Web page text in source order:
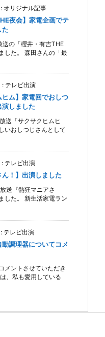
: オリジナル記事
夜会】家電企画でテ
た
の「櫻井・有吉THE
した。 森田さんの「最
: テレビ出演
ヒム】家電回でおしつ
演しました
送「サクサクヒムヒ
いおしつじさんとして
: テレビ出演
ん！】出演しました
送『熱狂マニアさ
した。 新生活家電ラン
: テレビ出演
動調理器についてコメ
メントさせていただき
、私も愛用している